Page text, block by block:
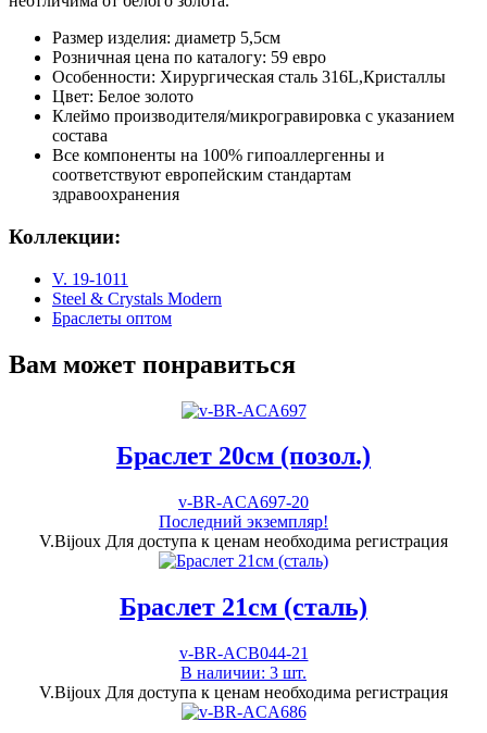
Размер изделия: диаметр 5,5см
Розничная цена по каталогу: 59 евро
Особенности: Хирургическая сталь 316L,Кристаллы
Цвет: Белое золото
Клеймо производителя/микрогравировка с указанием
состава
Все компоненты на 100% гипоаллергенны и
соответствуют европейским стандартам
здравоохранения
Коллекции:
V. 19-1011
Steel & Crystals Modern
Браслеты оптом
Вам может понравиться
Браслет 20см (позол.)
v-BR-ACA697-20
Последний экземпляр!
V.Bijoux Для доступа к ценам необходима регистрация
Браслет 21см (сталь)
v-BR-ACB044-21
В наличии: 3 шт.
V.Bijoux Для доступа к ценам необходима регистрация